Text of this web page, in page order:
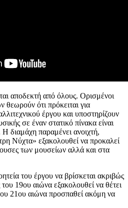
αποδεκτή από όλους. Ορισμένοι
θεωρούν ότι πρόκειται για
έργου και υποστηρίζουν
σε έναν στατικό πίνακα είναι
διαμάχη παραμένει ανοιχτή,
Νύχτα» εξακολουθεί να προκαλεί
των μουσείων αλλά και στα
του έργου να βρίσκεται ακριβώς
του 19ου αιώνα εξακολουθεί να θέτει
21ου αιώνα προσπαθεί ακόμη να